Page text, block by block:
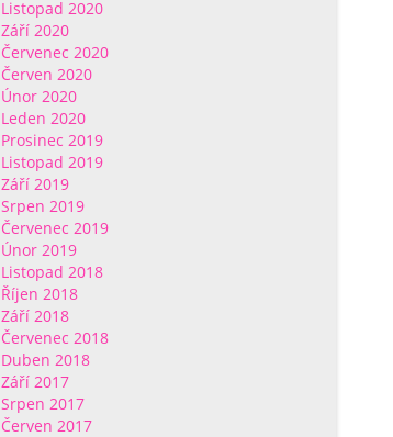
Listopad 2020
Září 2020
Červenec 2020
Červen 2020
Únor 2020
Leden 2020
Prosinec 2019
Listopad 2019
Září 2019
Srpen 2019
Červenec 2019
Únor 2019
Listopad 2018
Říjen 2018
Září 2018
Červenec 2018
Duben 2018
Září 2017
Srpen 2017
Červen 2017